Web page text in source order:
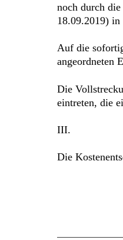
noch durch
18.09.2019)
Auf die
angeordneten
Die
eintreten, die
III.
Die